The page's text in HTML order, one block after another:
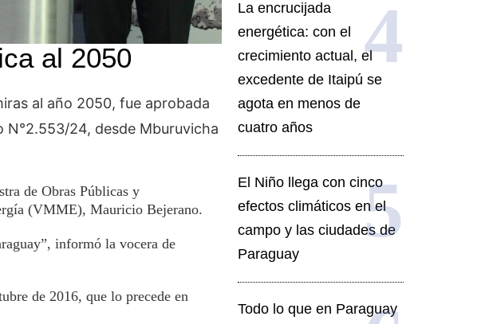
al 2050
al año 2050, fue aprobada
N°2.553/24, desde Mburuvicha
de Obras Públicas y
(VMME), Mauricio Bejerano.
informó la vocera de
de 2016, que lo precede en
La encrucijada
energética: con el
crecimiento actual, el
excedente de Itaipú se
agota en menos de
cuatro años
El Niño llega con cinco
efectos climáticos en el
campo y las ciudades de
Paraguay
Todo lo que en Paraguay